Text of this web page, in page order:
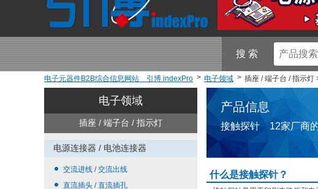
搜 索
电子元器件B2B综合信息网站 引博 indexPro 电子领域 插座 / 端子台 / 指示灯
电子领域
插座 / 端子台 / 指示灯
电源连接器 / 电池连接器
交流进线 / 交流出线
直流插头 / 直流插孔
产品信息
接触探针 12家厂商
什么是接触探针？